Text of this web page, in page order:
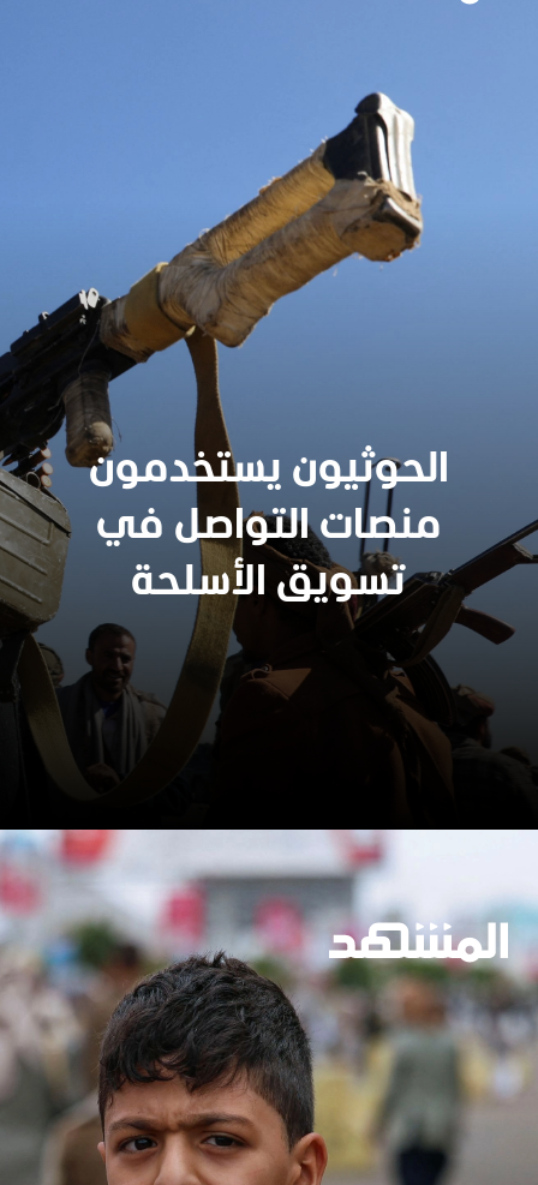
الحوثيون يستخدمون
منصات التواصل في
تسويق الأسلحة